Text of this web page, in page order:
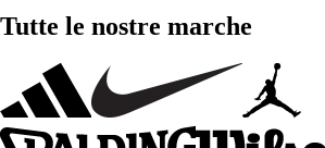
Tutte le nostre marche